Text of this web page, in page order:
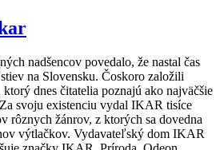
nadšencov povedalo, že nastal čas
na Slovensku. Čoskoro založili
dnes čitatelia poznajú ako najväčšie
svoju existenciu vydal IKAR tisíce
rôznych žánrov, z ktorých sa dovedna
výtlačkov. Vydavateľský dom IKAR